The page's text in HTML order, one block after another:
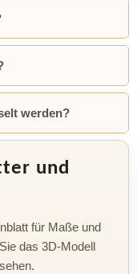
werden?
und
für Maße und
das 3D-Modell